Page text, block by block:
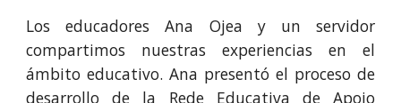
Los educadores Ana Ojea y un servidor
compartimos nuestras experiencias en el
ámbito educativo. Ana presentó el proceso de
desarrollo de la Rede Educativa de Apoio